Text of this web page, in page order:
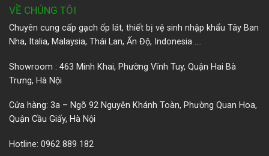
VỀ CHÚNG TÔI
Chuyên cung cấp gạch ốp lát, thiết bị vệ sinh nhập khẩu Tây Ban
Nha, Italia, Malaysia, Thái Lan, Ấn Độ, Indonesia ….
Showroom : 463 Minh Khai, Phường Vĩnh Tuy, Quận Hai Bà
Trưng, Hà Nội
Cửa hàng: 3a – Ngõ 92 Nguyễn Khánh Toàn, Phường Quan Hoa,
Quận Cầu Giấy, Hà Nội
Hotline: 0962 889 182